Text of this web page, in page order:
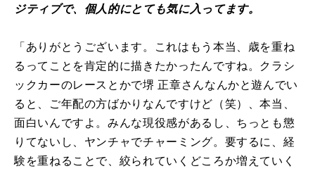
ジティブで、個人的にとても気に入ってます。
「ありがとうございます。これはもう本当、歳を重ね
るってことを肯定的に描きたかったんですね。クラシ
ックカーのレースとかで堺 正章さんなんかと遊んでい
ると、ご年配の方ばかりなんですけど（笑）、本当、
面白いんですよ。みんな現役感があるし、ちっとも懲
りてないし、ヤンチャでチャーミング。要するに、経
験を重ねることで、絞られていくどころか増えていく